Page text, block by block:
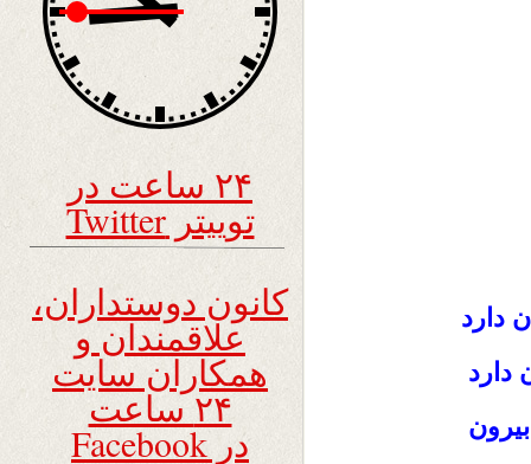
دارد
دارد
۲۴ ساعت در
توییتر Twitter
کانون دوستداران،
علاقمندان و
همکاران سایت
۲۴ ساعت
در Facebook